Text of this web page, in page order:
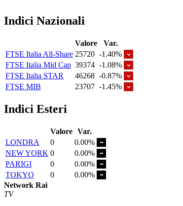
Indici Nazionali
Valore
Var.
FTSE Italia All-Share 25720 -1.40%
FTSE Italia Mid Cap 39374 -1.08%
FTSE Italia STAR
46268 -0.87%
FTSE MIB
23707 -1.45%
Indici Esteri
Valore Var.
LONDRA
0
0.00%
NEW YORK 0
0.00%
PARIGI
0
0.00%
TOKYO
0
0.00%
Network Rai
TV